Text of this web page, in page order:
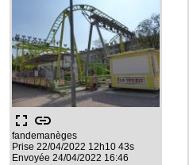
fullscreen link
fandemanèges
Prise 22/04/2022 12h10 43s
Envoyée 24/04/2022 16:46